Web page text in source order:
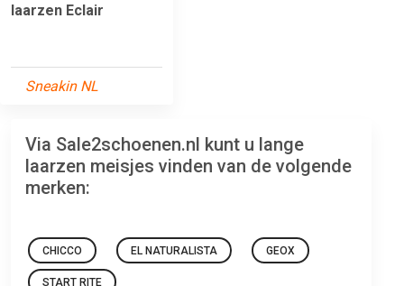
laarzen Eclair
Sneakin NL
Via Sale2schoenen.nl kunt u lange
laarzen meisjes vinden van de volgende
merken:
CHICCO EL NATURALISTA GEOX
START RITE